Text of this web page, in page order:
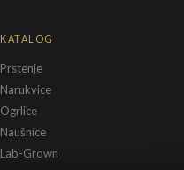
KATALOG
Prstenje
Narukvice
Ogrlice
Naušnice
Lab-Grown